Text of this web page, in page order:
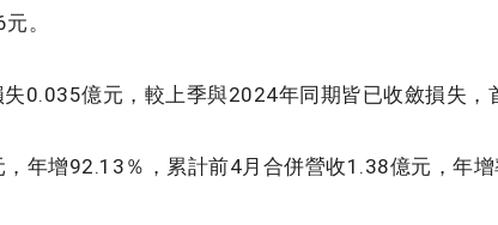
。
0.035億元，較上季與2024年同期皆已收斂損失，
年增92.13％，累計前4月合併營收1.38億元，年增